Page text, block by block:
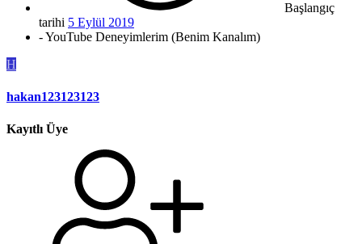
Başlangıç
tarihi 5 Eylül 2019
- YouTube Deneyimlerim (Benim Kanalım)
H
hakan123123123
Kayıtlı Üye